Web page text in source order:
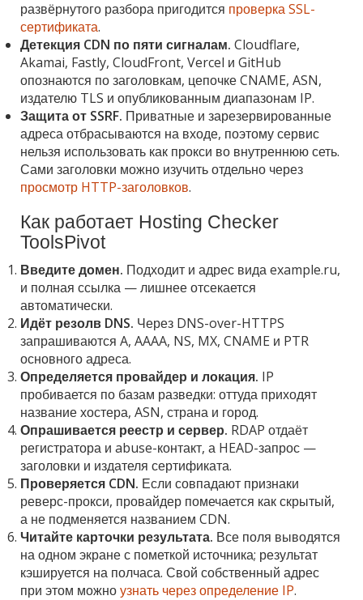
развёрнутого разбора пригодится проверка SSL-
сертификата.
Детекция CDN по пяти сигналам. Cloudflare,
Akamai, Fastly, CloudFront, Vercel и GitHub
опознаются по заголовкам, цепочке CNAME, ASN,
издателю TLS и опубликованным диапазонам IP.
Защита от SSRF. Приватные и зарезервированные
адреса отбрасываются на входе, поэтому сервис
нельзя использовать как прокси во внутреннюю сеть.
Сами заголовки можно изучить отдельно через
просмотр HTTP-заголовков.
Как работает Hosting Checker
ToolsPivot
Введите домен. Подходит и адрес вида example.ru,
и полная ссылка — лишнее отсекается
автоматически.
Идёт резолв DNS. Через DNS-over-HTTPS
запрашиваются A, AAAA, NS, MX, CNAME и PTR
основного адреса.
Определяется провайдер и локация. IP
пробивается по базам разведки: оттуда приходят
название хостера, ASN, страна и город.
Опрашивается реестр и сервер. RDAP отдаёт
регистратора и abuse-контакт, а HEAD-запрос —
заголовки и издателя сертификата.
Проверяется CDN. Если совпадают признаки
реверс-прокси, провайдер помечается как скрытый,
а не подменяется названием CDN.
Читайте карточки результата. Все поля выводятся
на одном экране с пометкой источника; результат
кэшируется на полчаса. Свой собственный адрес
при этом можноузнать через определение IP.